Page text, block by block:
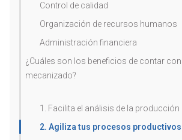
Control de calidad
Organización de recursos humanos
Administración financiera
¿Cuáles son los beneficios de contar con
mecanizado?
1. Facilita el análisis de la producción
2. Agiliza tus procesos productivos